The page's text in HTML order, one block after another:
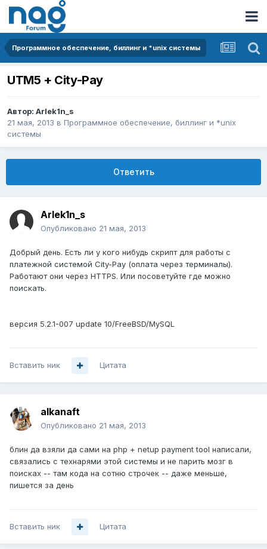
Программное обеспечение, биллинг и *unix системы
UTM5 + City-Pay
Автор: Arlek1n_s
21 мая, 2013 в Программное обеспечение, биллинг и *unix
системы
Ответить
Arlek1n_s
Опубликовано 21 мая, 2013
Добрый день. Есть ли у кого нибудь скрипт для работы с
платежной системой City-Pay (оплата через терминалы).
Работают они через HTTPS. Или посоветуйте где можно
поискать.
версия 5.2.1-007 update 10/FreeBSD/MySQL
Вставить ник Цитата
alkanaft
Опубликовано 21 мая, 2013
блин да взяли да сами на php + netup payment tool написали,
связались с технарями этой системы и не парить мозг в
поисках -- там кода на сотню строчек -- даже меньше,
пишется за день
Вставить ник Цитата